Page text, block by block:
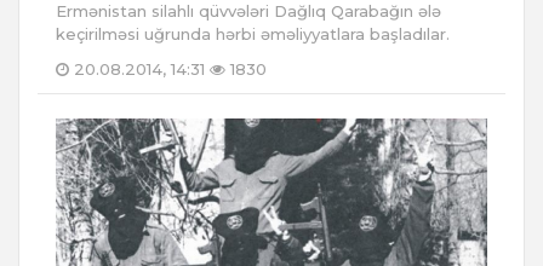
Ermənistan silahlı qüvvələri Dağlıq Qarabağın ələ
keçirilməsi uğrunda hərbi əməliyyatlara başladılar.
20.08.2014, 14:31
1830